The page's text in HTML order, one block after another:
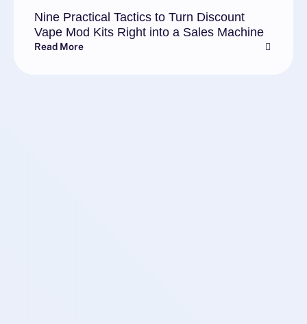
Nine Practical Tactics to Turn Discount
Vape Mod Kits Right into a Sales Machine
Read More